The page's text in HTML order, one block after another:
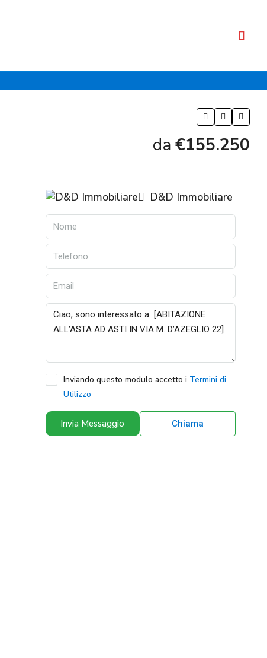
da €155.250
D&D Immobiliare
Inviando questo modulo accetto i Termini di
Utilizzo
Invia Messaggio Chiama